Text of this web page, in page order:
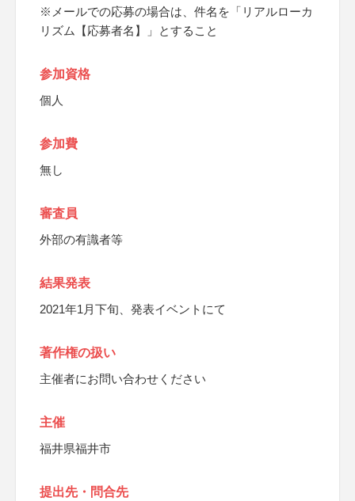
※メールでの応募の場合は、件名を「リアルローカ
リズム【応募者名】」とすること
参加資格
個人
参加費
無し
審査員
外部の有識者等
結果発表
2021年1月下旬、発表イベントにて
著作権の扱い
主催者にお問い合わせください
主催
福井県福井市
提出先・問合先